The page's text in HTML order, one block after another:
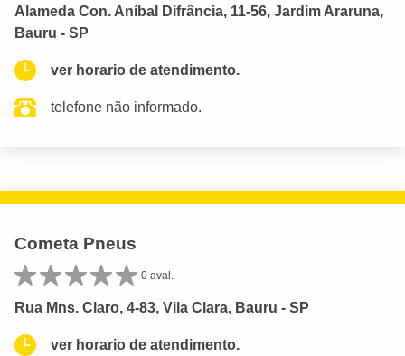
Alameda Con. Aníbal Difrância, 11-56, Jardim Araruna,
Bauru - SP
ver horario de atendimento.
telefone não informado.
Cometa Pneus
0 aval.
Rua Mns. Claro, 4-83, Vila Clara, Bauru - SP
ver horario de atendimento.